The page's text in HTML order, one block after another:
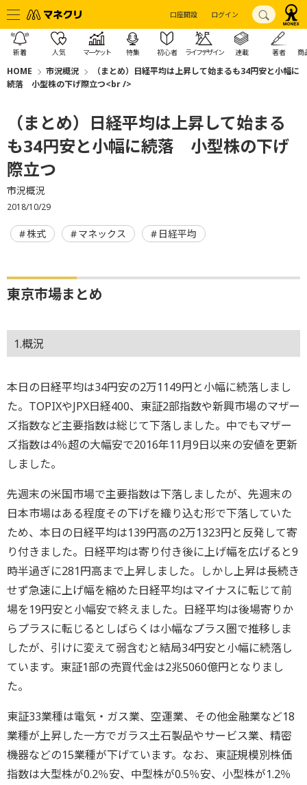
口座開設 ログイン
新着 人気 マーケット 特集 初心者 ライフデザイン 連載 著者 商
HOME 市況概況
（まとめ）日経平均は上昇して始まるも34円安と小幅に
続落 小型株の下げ際立つ<br />
（まとめ）日経平均は上昇して始まる
も34円安と小幅に続落 小型株の下げ
際立つ
市況概況
2018/10/29
株式 マネックス 日経平均
東京市場まとめ
1.概況
本日の日経平均は34円安の2万1149円と小幅に続落しまし
た。TOPIXやJPX日経400、東証2部指数や新興市場のマザー
ズ指数など主要指数は総じて下落しました。中でもマザー
ズ指数は4％超の大幅安で2016年11月9日以来の安値を更新
しました。
先週末の米国市場で主要指数は下落しましたが、先週末の
日本市場はある程度その下げを織り込む形で下落していた
ため、本日の日経平均は139円高の2万1323円と反発して寄
り付きました。日経平均は寄り付き後に上げ幅を広げると9
時半過ぎに281円高まで上昇しました。しかし上昇は長続き
せず急速に上げ幅を縮めた日経平均はマイナスに転じて前
場を19円安と小幅安で終えました。日経平均は後場寄りか
らプラスに転じるとしばらくは小幅なプラス圏で推移しま
したが、引けに変えて弱含むと結局34円安と小幅に続落し
ています。東証1部の売買代金は2兆5060億円となりまし
た。
東証33業種は電気・ガス業、空運業、その他金融業など18
業種が上昇した一方でガラス土石製品やサービス業、精密
機器などの15業種が下げています。なお、東証規模別株価
指数は大型株が0.2％安、中型株が0.5％安、小型株が1.2％